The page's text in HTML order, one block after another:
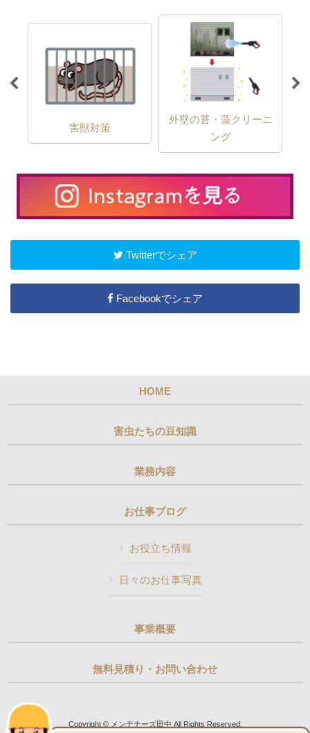
害獣対策
外壁の苔・藻クリーニ
ング
Twitterでシェア
Facebookでシェア
HOME
害虫たちの豆知識
業務内容
お仕事ブログ
お役立ち情報
日々のお仕事写真
事業概要
無料見積り・お問い合わせ
Copyright © メンテナーズ田中 All Rights Reserved.